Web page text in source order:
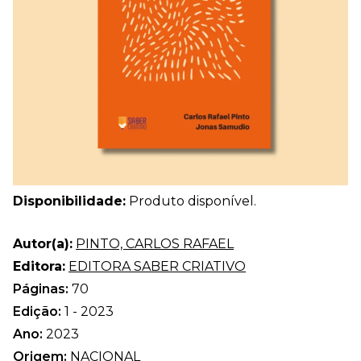
Disponibilidade: Produto disponível.
Autor(a): PINTO, CARLOS RAFAEL
Editora: EDITORA SABER CRIATIVO
Páginas: 70
Edição: 1 - 2023
Ano: 2023
Origem: NACIONAL